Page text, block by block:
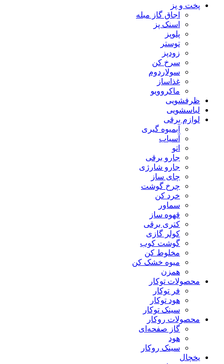
پخت و پز
اجاق گاز مبله
اسنک پز
پلوپز
توستر
زودپز
سرخ کن
سولاردوم
غذاساز
ماکروویو
ظرفشویی
لباسشویی
لوازم برقی
آبمیوه گیری
آسیاب
اتو
جارو برقی
جارو شارژی
چای ساز
چرخ گوشت
خرد کن
سماور
قهوه ساز
کتری برقی
کولر گازی
گوشت کوب
مخلوط کن
میوه خشک کن
همزن
محصولات توکار
فر توکار
هود توکار
سینک توکار
محصولات روکار
گاز صفحه‌ای
هود
سینک روکار
یخچال